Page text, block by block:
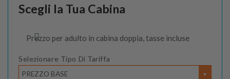
Scegli la Tua Cabina
Prezzo per adulto in cabina doppia, tasse incluse
Selezionare Tipo Di Tariffa
PREZZO BASE